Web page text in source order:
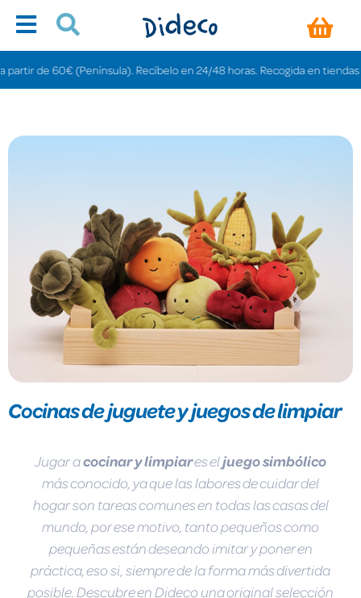
(Península). Recíbelo en 24/48 horas. Recogida en tiendas gratis en
Cocinas de juguete y juegos de limpiar
Jugar acocinar y limpiares eljuego simbólico
más conocido, ya que las labores de cuidar del
hogar son tareas comunes en todas las casas del
mundo, por ese motivo, tanto pequeños como
pequeñas están deseando imitar y poner en
práctica, eso si, siempre de la forma más divertida
posible. Descubre en Dideco una original selección